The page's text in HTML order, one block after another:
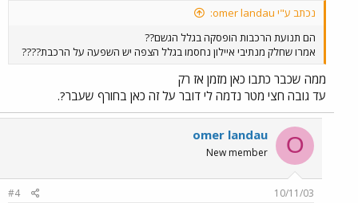
נכתב ע"י omer landau:
הם תנועת הרכבות הופסקה בגלל הגשם??
אמרו שחלק מנתיבי איילון נחסמו בגלל הצפה יש השפעה על הרכבת????
ממה שכבר כתבו כאן מזמן אז רק
עד גובה חצי מטר נדמה לי דובר על זה כאן בחורף שעבר?.
O
omer landau
New member
10/11/03
#4